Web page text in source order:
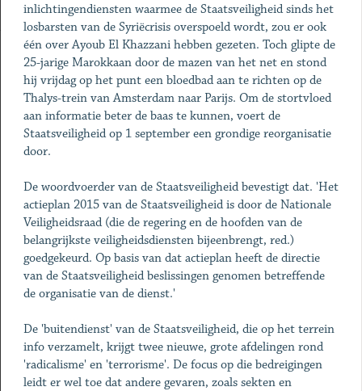
inlichtingendiensten waarmee de Staatsveiligheid sinds het
losbarsten van de Syriëcrisis overspoeld wordt, zou er ook
één over Ayoub El Khazzani hebben gezeten. Toch glipte de
25-jarige Marokkaan door de mazen van het net en stond
hij vrijdag op het punt een bloedbad aan te richten op de
Thalys-trein van Amsterdam naar Parijs. Om de stortvloed
aan informatie beter de baas te kunnen, voert de
Staatsveiligheid op 1 september een grondige reorganisatie
door.
De woordvoerder van de Staatsveiligheid bevestigt dat. 'Het
actieplan 2015 van de Staatsveiligheid is door de Nationale
Veiligheidsraad (die de regering en de hoofden van de
belangrijkste veiligheidsdiensten bijeenbrengt, red.)
goedgekeurd. Op basis van dat actieplan heeft de directie
van de Staatsveiligheid beslissingen genomen betreffende
de organisatie van de dienst.'
De 'buitendienst' van de Staatsveiligheid, die op het terrein
info verzamelt, krijgt twee nieuwe, grote afdelingen rond
'radicalisme' en 'terrorisme'. De focus op die bedreigingen
leidt er wel toe dat andere gevaren, zoals sekten en